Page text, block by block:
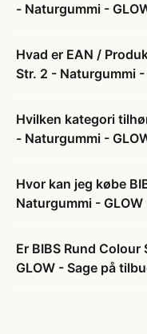
- Naturgummi -
Hvad er EAN /
Str. 2 - Naturgummi -
Hvilken kategori
- Naturgummi -
Hvor kan jeg købe
Naturgummi - GLOW
Er BIBS Rund
GLOW - Sage på